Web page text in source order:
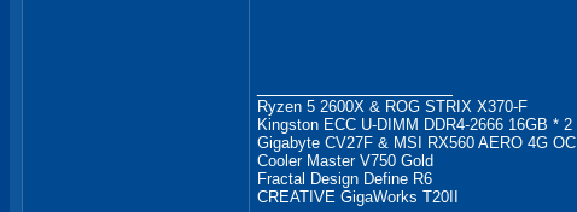
Ryzen 5 2600X & ROG STRIX X370-F
Kingston ECC U-DIMM DDR4-2666 16GB * 2
Gigabyte CV27F & MSI RX560 AERO 4G OC
Cooler Master V750 Gold
Fractal Design Define R6
CREATIVE GigaWorks T20II